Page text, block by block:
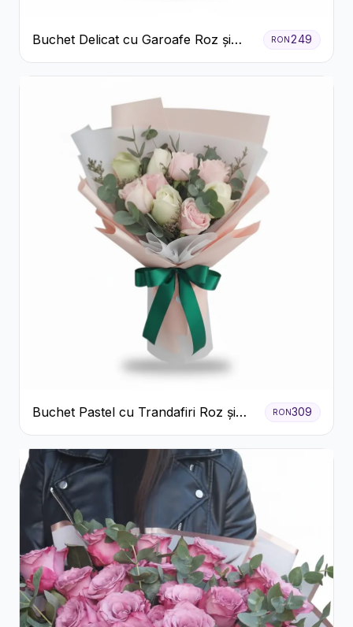
Buchet Delicat cu Garoafe Roz și
Crizanteme Albe
RON249
Buchet Pastel cu Trandafiri Roz și
Albi
RON309